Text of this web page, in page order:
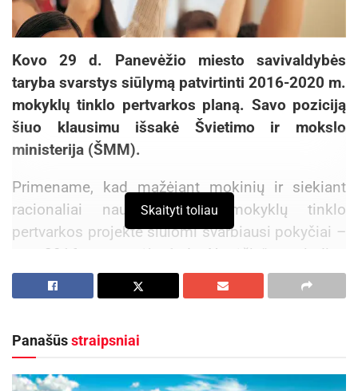
Kovo 29 d. Panevėžio miesto savivaldybės
taryba svarstys siūlymą patvirtinti 2016-2020 m.
mokyklų tinklo pertvarkos planą. Savo poziciją
šiuo klausimu išsakė Švietimo ir mokslo
ministerija (ŠMM).
Primename, kad mažėjant mokinių ir siekiant
racionaliai naudoti lėšas mokyklų tinklo
pertvarkos projekte siūlomi svarbiausi pokyčiai –
nuo 2016 m. rugsėjo 1 d. „Nevėžio“ pagrindinę
mokyklą prijungti prie „Vyturio“, Jaunimo – prie
Suaugusiųjų mokymo centro (SMC).
ŠMM nuomone, 2016-2020 m. mokyklų tinklo
pertvarkos projekte išsamiai išanalizuota
mokyklų būklė, privalumai, trūkumai ir grėsmės.
Skaityti toliau
Panašūsstraipsniai